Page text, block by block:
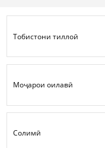
Тобистони тиллоӣ
Моҷарои оилавӣ
Солимӣ